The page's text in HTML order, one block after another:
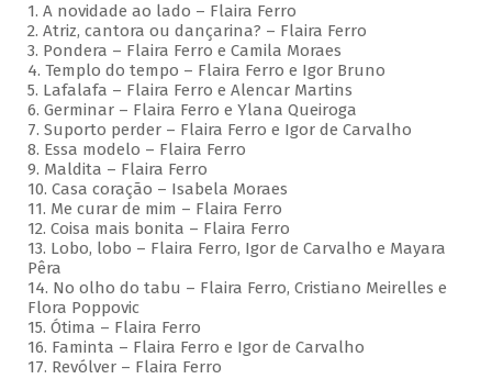
1. A novidade ao lado – Flaira Ferro
2. Atriz, cantora ou dançarina? – Flaira Ferro
3. Pondera – Flaira Ferro e Camila Moraes
4. Templo do tempo – Flaira Ferro e Igor Bruno
5. Lafalafa – Flaira Ferro e Alencar Martins
6. Germinar – Flaira Ferro e Ylana Queiroga
7. Suporto perder – Flaira Ferro e Igor de Carvalho
8. Essa modelo – Flaira Ferro
9. Maldita – Flaira Ferro
10. Casa coração – Isabela Moraes
11. Me curar de mim – Flaira Ferro
12. Coisa mais bonita – Flaira Ferro
13. Lobo, lobo – Flaira Ferro, Igor de Carvalho e Mayara
Pêra
14. No olho do tabu – Flaira Ferro, Cristiano Meirelles e
Flora Poppovic
15. Ótima – Flaira Ferro
16. Faminta – Flaira Ferro e Igor de Carvalho
17. Revólver – Flaira Ferro